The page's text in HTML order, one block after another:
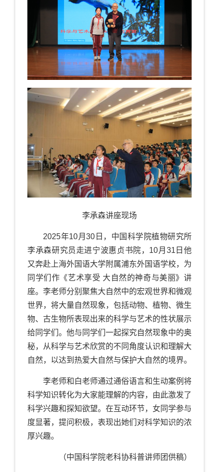
李承森讲座现场
2025年10月 30 日，中国科学院植物研究所
李承森研究员走进宁波惠贞书院， 10月 31 日他
又奔赴上海外国语大学附属浦东外国语学校，为
同学们作《艺术享受 大自然的神奇与美丽》讲
座。李老师分别聚焦大自然中的宏观世界和微观
世界，将大量自然现象，包括动物、植物、微生
物、古生物所表现出来的科学与艺术的性状展示
给同学们。他与同学们一起探究自然现象中的奥
秘，从科学与艺术欣赏的不同角度认识和理解大
自然，以达到热爱大自然与保护大自然的境界。
李老师和白老师通过通俗语言和生动案例将
科学知识转化为大家能理解的内容，由此激发了
科学兴趣和探知欲望。在互动环节，女同学参与
度显著，提问积极，表现出她们对科学知识的浓
厚兴趣。
（中国科学院老科协科普讲师团供稿）